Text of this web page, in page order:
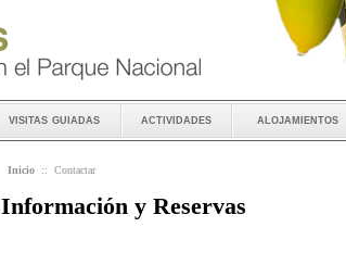
visitas guiadas actividades alojamientos
Inicio :: Contactar
Información y Reservas